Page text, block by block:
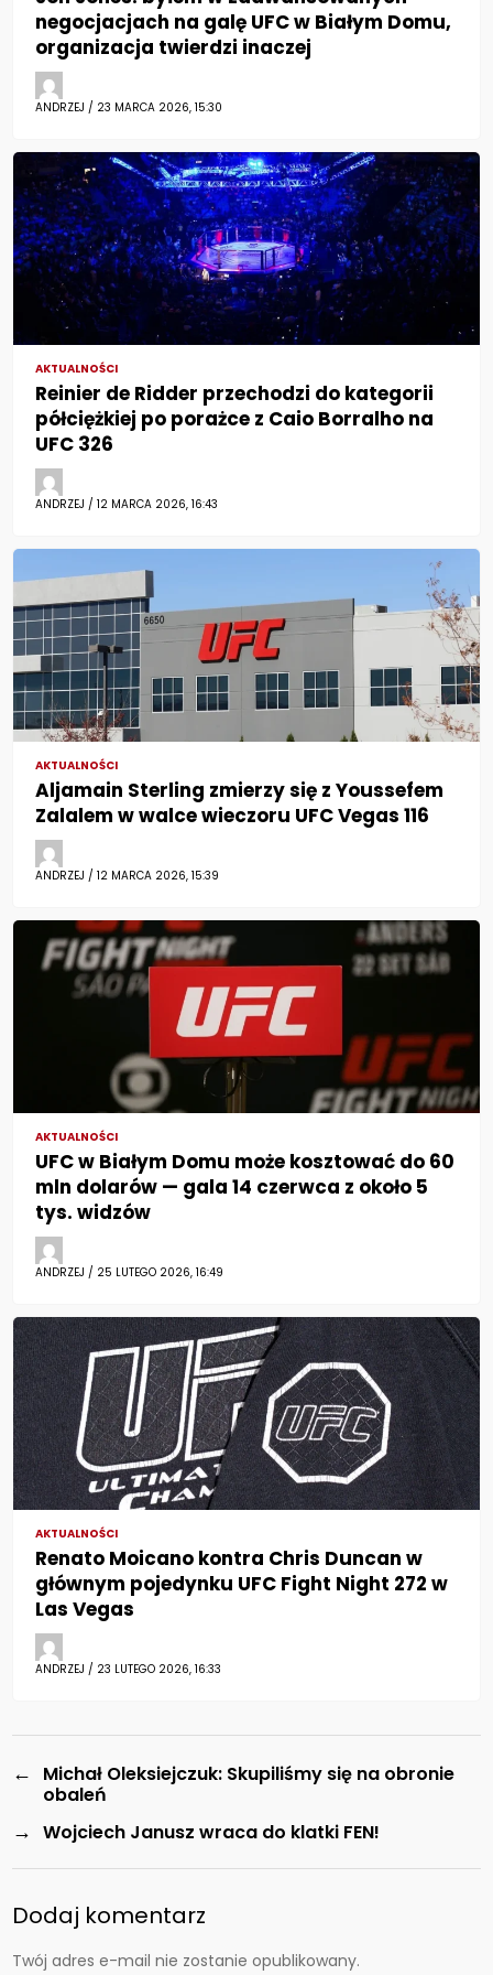
negocjacjach na galę UFC w Białym Domu,
organizacja twierdzi inaczej
ANDRZEJ / 23 MARCA 2026, 15:30
AKTUALNOŚCI
Reinier de Ridder przechodzi do kategorii
półciężkiej po porażce z Caio Borralho na
UFC 326
ANDRZEJ / 12 MARCA 2026, 16:43
AKTUALNOŚCI
Aljamain Sterling zmierzy się z Youssefem
Zalalem w walce wieczoru UFC Vegas 116
ANDRZEJ / 12 MARCA 2026, 15:39
AKTUALNOŚCI
UFC w Białym Domu może kosztować do 60
mln dolarów — gala 14 czerwca z około 5
tys. widzów
ANDRZEJ / 25 LUTEGO 2026, 16:49
AKTUALNOŚCI
Renato Moicano kontra Chris Duncan w
głównym pojedynku UFC Fight Night 272 w
Las Vegas
ANDRZEJ / 23 LUTEGO 2026, 16:33
←
Michał Oleksiejczuk: Skupiliśmy się na obronie
obaleń
→ Wojciech Janusz wraca do klatki FEN!
Dodaj komentarz
Twój adres e-mail nie zostanie opublikowany.